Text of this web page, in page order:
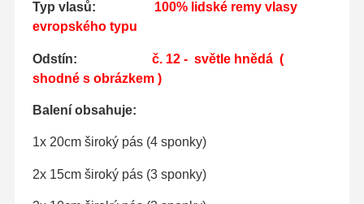
Typ vlasů:
100% lidské remy vlasy
evropského typu
Odstín: č. 12 - světle hnědá (
shodné s obrázkem )
Balení obsahuje:
1x 20cm široký pás (4 sponky)
2x 15cm široký pás (3 sponky)